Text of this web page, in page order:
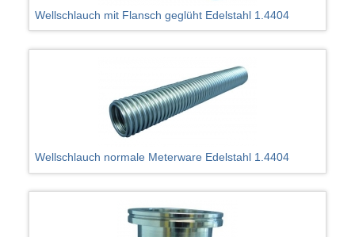
Wellschlauch mit Flansch geglüht Edelstahl 1.4404
Wellschlauch normale Meterware Edelstahl 1.4404